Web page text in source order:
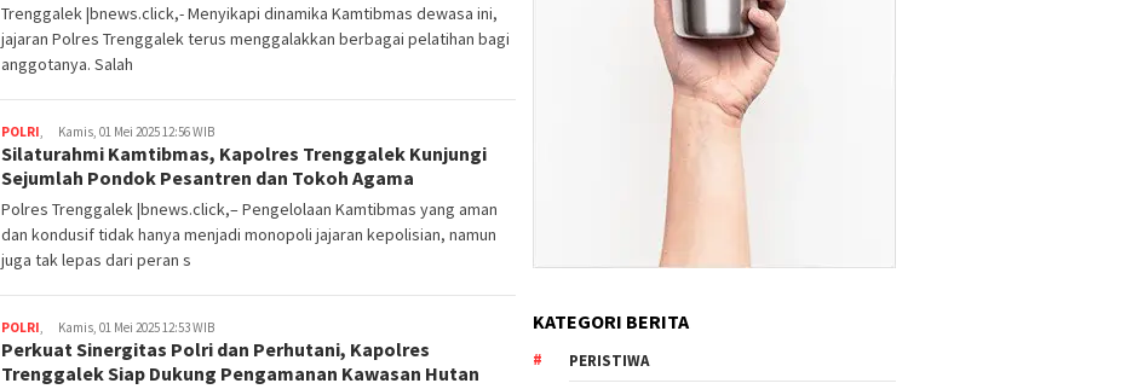
Trenggalek |bnews.click,- Menyikapi dinamika Kamtibmas dewasa ini,
jajaran Polres Trenggalek terus menggalakkan berbagai pelatihan bagi
anggotanya. Salah
POLRI, Kamis, 01 Mei 2025 12:56 WIB
Silaturahmi Kamtibmas, Kapolres Trenggalek Kunjungi
Sejumlah Pondok Pesantren dan Tokoh Agama
Polres Trenggalek |bnews.click,– Pengelolaan Kamtibmas yang aman
dan kondusif tidak hanya menjadi monopoli jajaran kepolisian, namun
juga tak lepas dari peran s
POLRI, Kamis, 01 Mei 2025 12:53 WIB
Perkuat Sinergitas Polri dan Perhutani, Kapolres
Trenggalek Siap Dukung Pengamanan Kawasan Hutan
KATEGORI BERITA
PERISTIWA